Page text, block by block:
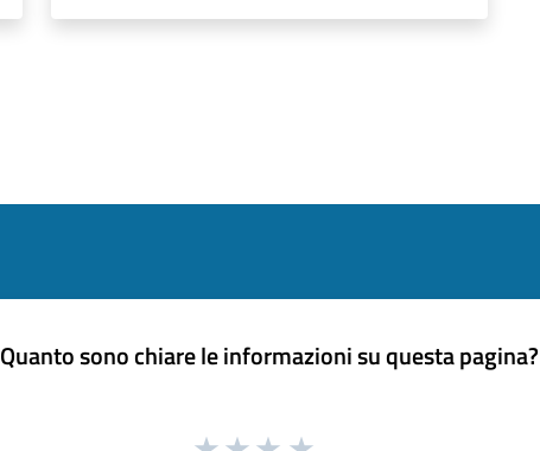
Quanto sono chiare le informazioni su questa pagina?